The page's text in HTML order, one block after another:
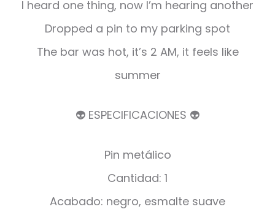
I heard one thing, now I’m hearing another
Dropped a pin to my parking spot
The bar was hot, it’s 2 AM, it feels like
summer
👽 ESPECIFICACIONES 👽
Pin metálico
Cantidad: 1
Acabado: negro, esmalte suave